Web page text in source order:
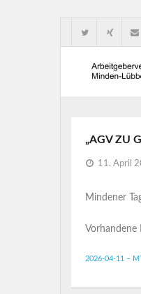
„AGV ZU
11. April
Mindener
Vorhandene
2026-04-11 –